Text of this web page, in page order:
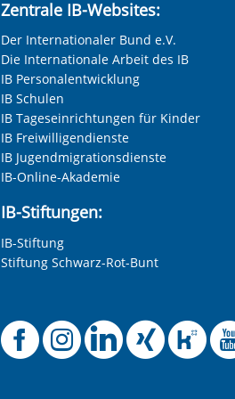
Unternehmen
Nachname, Vorname
Adresse (PLZ, Ort, Strasse)
Ihre E-Mail-Adresse
Ihre Telefonnummer
ein, ohne dass wir das deaktivieren
Google Daten (z.B. Ihre IP-Adresse)
Dabei kann eine Datenübertragung in
Datenschutzniveau gewährleistet ist,
Informationen zum Schutz Ihrer
Ihre Einwilligung können Sie in
widerrufen:Datenschutz
Zentrale IB-Websites:
Der Internationaler Bund e.V.
Die Internationale Arbeit des IB
IB Personalentwicklung
IB Schulen
IB Tageseinrichtungen für Kinder
IB Freiwilligendienste
IB Jugendmigrationsdienste
IB-Online-Akademie
IB-Stiftungen:
IB-Stiftung
Stiftung Schwarz-Rot-Bunt
Offizielle